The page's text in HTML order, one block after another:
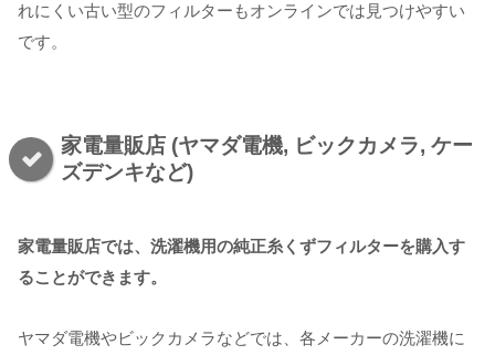
れにくい古い型のフィルターもオンラインでは見つけやすい
です。
家電量販店 (ヤマダ電機, ビックカメラ, ケー
ズデンキなど)
家電量販店では、洗濯機用の純正糸くずフィルターを購入す
ることができます。
ヤマダ電機やビックカメラなどでは、各メーカーの洗濯機に